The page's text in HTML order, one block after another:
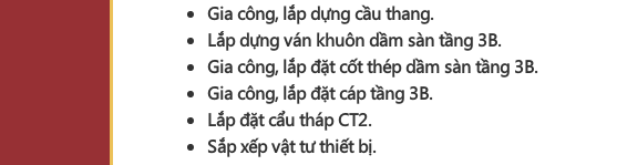
Gia công, lắp dựng cầu thang.
Lắp dựng ván khuôn dầm sàn tầng 3B.
Gia công, lắp đặt cốt thép dầm sàn tầng 3B.
Gia công, lắp đặt cáp tầng 3B.
Lắp đặt cẩu tháp CT2.
Sắp xếp vật tư thiết bị.